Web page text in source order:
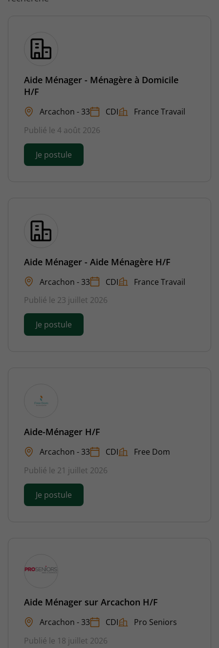
Aide Ménager - Ménagère à Domicile
H/F
Arcachon - 33 CDI
France Travail
Publié le 4 août 2026
Je postule
Aide Ménager - Aide Ménagère H/F
Arcachon - 33 CDI
France Travail
Publié le 23 juillet 2026
Je postule
Aide-Ménager H/F
Arcachon - 33 CDI
Free Dom
Publié le 21 juillet 2026
Je postule
Aide Ménager sur Arcachon H/F
Arcachon - 33 CDI
Pro Seniors
Publié le 18 juillet 2026